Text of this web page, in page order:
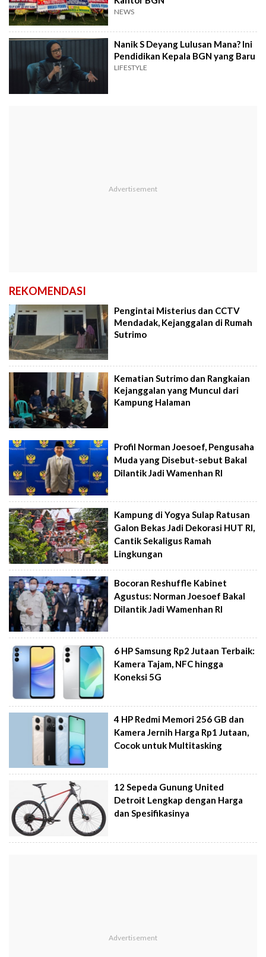
NEWS
Nanik S Deyang Lulusan Mana? Ini
Pendidikan Kepala BGN yang Baru
LIFESTYLE
REKOMENDASI
Pengintai Misterius dan CCTV
Mendadak, Kejanggalan di Rumah
Sutrimo
Kematian Sutrimo dan Rangkaian
Kejanggalan yang Muncul dari
Kampung Halaman
Profil Norman Joesoef, Pengusaha
Muda yang Disebut-sebut Bakal
Dilantik Jadi Wamenhan RI
Kampung di Yogya Sulap Ratusan
Galon Bekas Jadi Dekorasi HUT RI,
Cantik Sekaligus Ramah
Lingkungan
Bocoran Reshuffle Kabinet
Agustus: Norman Joesoef Bakal
Dilantik Jadi Wamenhan RI
6 HP Samsung Rp2 Jutaan Terbaik:
Kamera Tajam, NFC hingga
Koneksi 5G
4 HP Redmi Memori 256 GB dan
Kamera Jernih Harga Rp1 Jutaan,
Cocok untuk Multitasking
12 Sepeda Gunung United
Detroit Lengkap dengan Harga
dan Spesifikasinya